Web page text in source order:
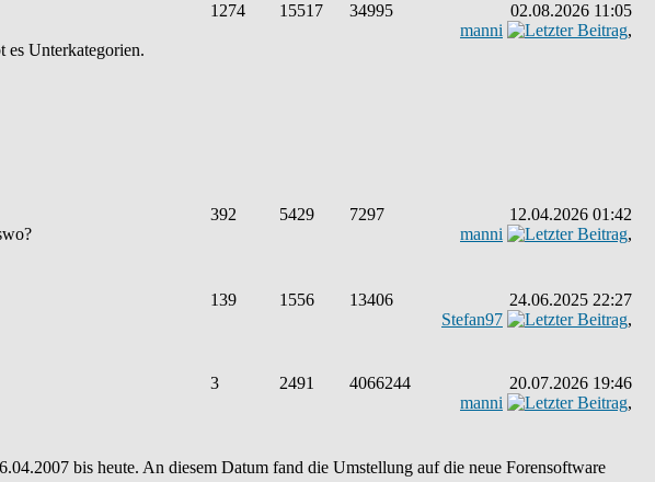
es Unterkategorien.
1274 15517 34995
02.08.2026 11:05
manni
,
392 5429 7297
12.04.2026 01:42
manni
,
139 1556 13406
24.06.2025 22:27
Stefan97
,
3 2491 4066244
20.07.2026 19:46
manni
,
bis heute. An diesem Datum fand die Umstellung auf die neue Forensoftware